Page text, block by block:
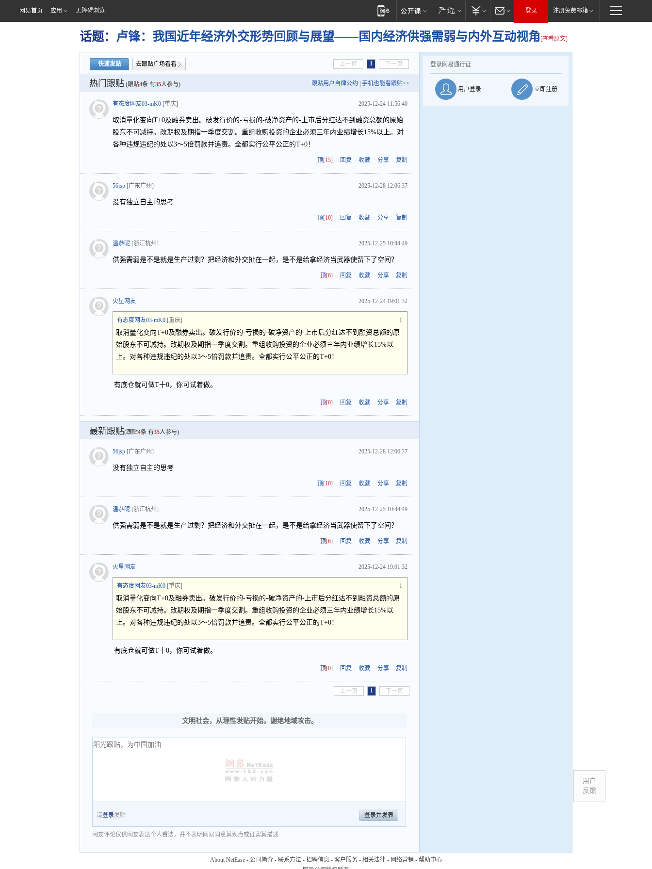
网易首页 应用 无障碍浏览 登录 注册免费邮箱
话题： 卢锋：我国近年经济外交形势回顾与展望——国内经济供强需弱与内外互动视角 [查看原文]
快速发贴 去跟贴广场看看 上一页 1 下一页
热门跟贴 (跟贴4条 有35人参与) 跟贴用户自律公约 手机也能看跟贴>>
有态度网友03-mK0 [重庆] 2025-12-24 11:56:40
取消量化变向T+0及融券卖出。破发行价的-亏损的-破净资产的-上市后分红达不到融资总额的原始
股东不可减持。改期权及期指一季度交割。重组收购投资的企业必须三年内业绩增长15%以上。对
各种违规违纪的处以3～5倍罚款并追责。全都实行公平公正的T+0！
顶[15] 回复 收藏 分享 复制
56jsp [广东广州] 2025-12-28 12:06:37
没有独立自主的思考
顶[10] 回复 收藏 分享 复制
温恭呢 [浙江杭州] 2025-12-25 10:44:49
供强需弱是不是就是生产过剩？把经济和外交扯在一起，是不是给拿经济当武器使留下了空间？
顶[6] 回复 收藏 分享 复制
火星网友 2025-12-24 19:01:32
有态度网友03-mK0 [重庆] 1
取消量化变向T+0及融券卖出。破发行价的-亏损的-破净资产的-上市后分红达不到融资总额的原
始股东不可减持。改期权及期指一季度交割。重组收购投资的企业必须三年内业绩增长15%以
上。对各种违规违纪的处以3～5倍罚款并追责。全都实行公平公正的T+0！
有底仓就可做T十0，你可试着做。
顶[0] 回复 收藏 分享 复制
最新跟贴(跟贴4条 有35人参与)
56jsp [广东广州] 2025-12-28 12:06:37
没有独立自主的思考
顶[10] 回复 收藏 分享 复制
温恭呢 [浙江杭州] 2025-12-25 10:44:49
供强需弱是不是就是生产过剩？把经济和外交扯在一起，是不是给拿经济当武器使留下了空间？
顶[6] 回复 收藏 分享 复制
火星网友 2025-12-24 19:01:32
有态度网友03-mK0 [重庆] 1
取消量化变向T+0及融券卖出。破发行价的-亏损的-破净资产的-上市后分红达不到融资总额的原
始股东不可减持。改期权及期指一季度交割。重组收购投资的企业必须三年内业绩增长15%以
上。对各种违规违纪的处以3～5倍罚款并追责。全都实行公平公正的T+0！
有底仓就可做T十0，你可试着做。
顶[0] 回复 收藏 分享 复制
上一页 1 下一页
文明社会，从理性发贴开始。谢绝地域攻击。
请登录发贴 登录并发表
网友评论仅供网友表达个人看法，并不表明网易同意其观点或证实其描述
登录网易通行证
用户登录 立即注册
用户
反馈
About NetEase - 公司简介 - 联系方法 - 招聘信息 - 客户服务 - 相关法律 - 网络营销 - 帮助中心